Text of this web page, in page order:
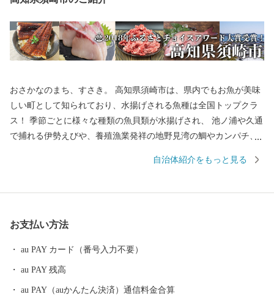
おさかなのまち、すさき。 高知県須崎市は、県内でもお魚が美味
しい町として知られており、水揚げされる魚種は全国トップクラ
ス！ 季節ごとに様々な種類の魚貝類が水揚げされ、 池ノ浦や久通
で捕れる伊勢えびや、養殖漁業発祥の地野見湾の鯛やカンパチ、
貝類を楽しめます。 また、黒潮の恵みをたっぷり受けた文旦やポ
法等について 須崎市 ふるさと納税担当 TEL： 050-1730-1325 M
自治体紹介をもっと見る
お支払い方法
au PAY カード（番号入力不要）
au PAY 残高
au PAY（auかんたん決済）通信料金合算